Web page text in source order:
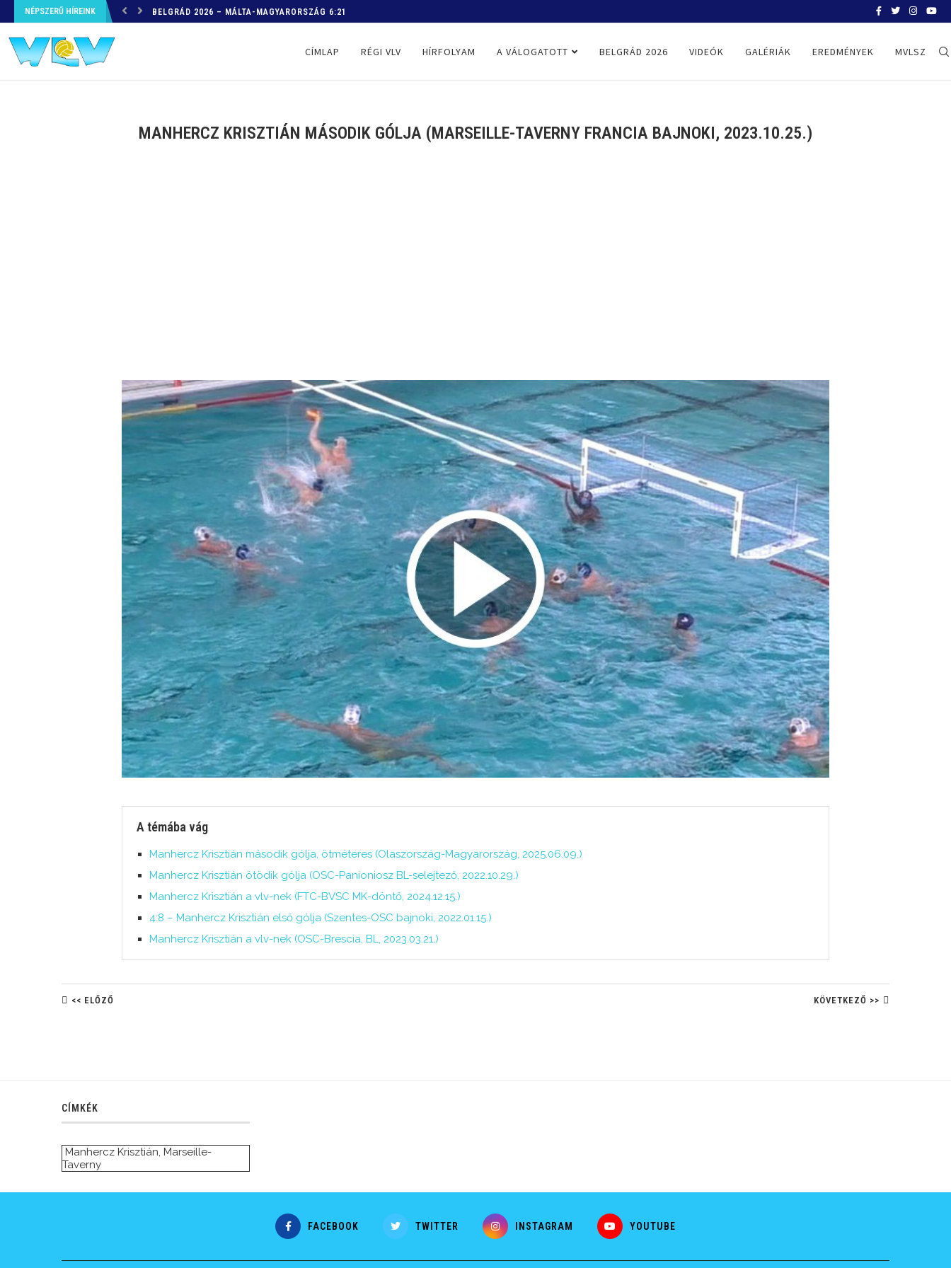
NÉPSZERŰ HÍREINK HELYZETKÉP AZ EB-RŐL – A TOVÁBBI PROGRAM
CÍMLAP RÉGI VLV HÍRFOLYAM A VÁLOGATOTT BELGRÁD 2026 VIDEÓK GALÉRIÁK EREDMÉNYEK MVLSZ
MANHERCZ KRISZTIÁN MÁSODIK GÓLJA (MARSEILLE-TAVERNY FRANCIA BAJNOKI, 2023.10.25.)
A témába vág
Manhercz Krisztián második gólja, ötméteres (Olaszország-Magyarország, 2025.06.09.)
Manhercz Krisztián ötödik gólja (OSC-Panioniosz BL-selejtező, 2022.10.29.)
Manhercz Krisztián a vlv-nek (FTC-BVSC MK-döntő, 2024.12.15.)
4:8 – Manhercz Krisztián első gólja (Szentes-OSC bajnoki, 2022.01.15.)
Manhercz Krisztián a vlv-nek (OSC-Brescia, BL, 2023.03.21.)
<< ELŐZŐ KÖVETKEZŐ >>
CÍMKÉK
Manhercz Krisztián, Marseille-
Taverny
FACEBOOK TWITTER INSTAGRAM YOUTUBE